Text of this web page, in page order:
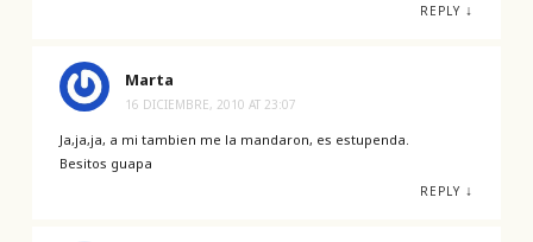
REPLY ↓
Marta
16 DICIEMBRE, 2010 AT 23:07
Ja,ja,ja, a mi tambien me la mandaron, es estupenda.
Besitos guapa
REPLY ↓